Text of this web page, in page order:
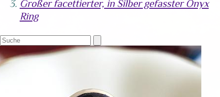
Großer facettierter, in Silber gefasster Onyx
Ring